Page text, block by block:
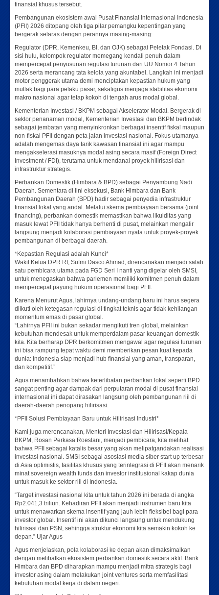
finansial khusus tersebut.
Pembangunan ekosistem awal Pusat Finansial Internasional Indonesia
(PFII) 2026 ditopang oleh tiga pilar pemangku kepentingan yang
bergerak selaras dengan perannya masing-masing:
Regulator (DPR, Kemenkeu, BI, dan OJK) sebagai Peletak Fondasi. Di
sisi hulu, kelompok regulator memegang kendali penuh dalam
mempercepat penyusunan regulasi turunan dari UU Nomor 4 Tahun
2026 serta merancang tata kelola yang akuntabel. Langkah ini menjadi
motor penggerak utama demi menciptakan kepastian hukum yang
mutlak bagi para pelaku pasar, sekaligus menjaga stabilitas ekonomi
makro nasional agar tetap kokoh di tengah arus modal global.
Kementerian Investasi / BKPM sebagai Akselerator Modal. Bergerak di
sektor penanaman modal, Kementerian Investasi dan BKPM bertindak
sebagai jembatan yang menyinkronkan berbagai insentif fiskal maupun
non-fiskal PFII dengan peta jalan investasi nasional. Fokus utamanya
adalah mengemas daya tarik kawasan finansial ini agar mampu
mengakselerasi masuknya modal asing secara masif (Foreign Direct
Investment / FDI), terutama untuk mendanai proyek hilirisasi dan
infrastruktur strategis.
Perbankan Domestik (Himbara & BPD) sebagai Penyambung Nadi
Daerah. Sementara di lini eksekusi, Bank Himbara dan Bank
Pembangunan Daerah (BPD) hadir sebagai penyedia infrastruktur
finansial lokal yang andal. Melalui skema pembiayaan bersama (joint
financing), perbankan domestik memastikan bahwa likuiditas yang
masuk lewat PFII tidak hanya berhenti di pusat, melainkan mengalir
langsung menjadi kolaborasi pembiayaan nyata untuk proyek-proyek
pembangunan di berbagai daerah.
*Kepastian Regulasi adalah Kunci*
Wakil Ketua DPR RI, Sufmi Dasco Ahmad, direncanakan menjadi salah
satu pembicara utama pada FGD Seri I nanti yang digelar oleh SMSI,
untuk menegaskan bahwa parlemen memiliki komitmen penuh dalam
mempercepat payung hukum operasional bagi PFII.
Karena Menurut Agus, lahirnya undang-undang baru ini harus segera
diikuti oleh ketegasan regulasi di tingkat teknis agar tidak kehilangan
momentum emas di pasar global.
“Lahirnya PFII ini bukan sekadar mengikuti tren global, melainkan
kebutuhan mendesak untuk memperdalam pasar keuangan domestik
kita. Kita berharap DPR berkomitmen mengawal agar regulasi turunan
ini bisa rampung tepat waktu demi memberikan pesan kuat kepada
dunia: Indonesia siap menjadi hub finansial yang aman, transparan,
dan kompetitif.”
Agus menambahkan bahwa keterlibatan perbankan lokal seperti BPD
sangat penting agar dampak dari perputaran modal di pusat finansial
internasional ini dapat dirasakan langsung oleh pembangunan riil di
daerah-daerah penopang hilirisasi.
*PFII Solusi Pembiayaan Baru untuk Hilirisasi Industri*
Kami juga merencanakan, Menteri Investasi dan Hilirisasi/Kepala
BKPM, Rosan Perkasa Roeslani, menjadi pembicara, kita melihat
bahwa PFII sebagai katalis besar yang akan melipatgandakan realisasi
investasi nasional. SMSI sebagai asosiasi media siber start up terbesar
di Asia optimistis, fasilitas khusus yang terintegrasi di PFII akan menarik
minat sovereign wealth funds dan investor institusional kakap dunia
untuk masuk ke sektor riil di Indonesia.
“Target investasi nasional kita untuk tahun 2026 ini berada di angka
Rp2.041,3 triliun. Kehadiran PFII akan menjadi instrumen baru kita
untuk menawarkan skema insentif yang jauh lebih fleksibel bagi para
investor global. Insentif ini akan dikunci langsung untuk mendukung
hilirisasi dan PSN, sehingga struktur ekonomi kita semakin kokoh ke
depan.” Ujar Agus
Agus menjelaskan, pola kolaborasi ke depan akan dimaksimalkan
dengan melibatkan ekosistem perbankan domestik secara aktif. Bank
Himbara dan BPD diharapkan mampu menjadi mitra strategis bagi
investor asing dalam melakukan joint ventures serta memfasilitasi
kebutuhan modal kerja di dalam negeri.